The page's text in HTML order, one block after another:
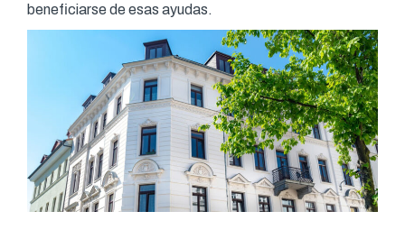
beneficiarse de esas ayudas.